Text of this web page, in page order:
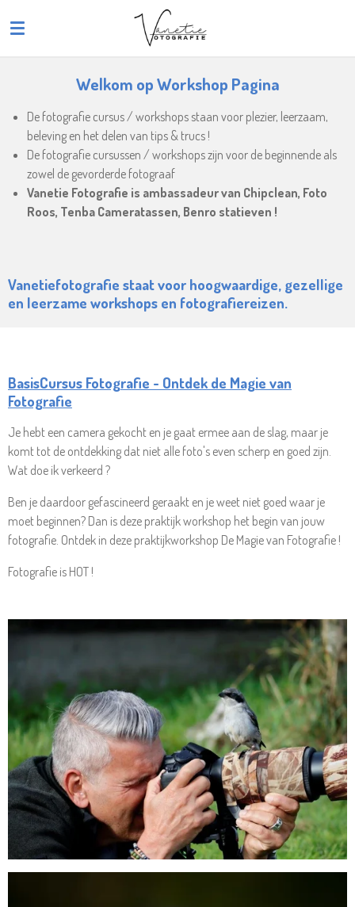
direct
hoofdinhoudWelkom op Workshop Pagina
De fotografie cursus / workshops staan voor plezier, leerzaam,
beleving en het delen van tips & trucs !
De fotografie cursussen / workshops zijn voor de beginnende als
zowel de gevorderde fotograaf
Vanetie Fotografie is ambassadeur van Chipclean, Foto
Roos, Tenba Cameratassen, Benro statieven !
Vanetiefotografie staat voor hoogwaardige, gezellige
en leerzame workshops en fotografiereizen.
BasisCursus Fotografie - Ontdek de Magie van
Fotografie
Je hebt een camera gekocht en je gaat ermee aan de slag, maar je
komt tot de ontdekking dat niet alle foto's even scherp en goed zijn.
Wat doe ik verkeerd ?
Ben je daardoor gefascineerd geraakt en je weet niet goed waar je
moet beginnen? Dan is deze praktijk workshop het begin van jouw
fotografie. Ontdek in deze praktijkworkshop De Magie van Fotografie !
Fotografie is HOT !